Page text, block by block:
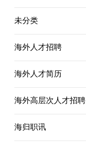
未分类
海外人才招聘
海外人才简历
海外高层次人才招聘
海归职讯